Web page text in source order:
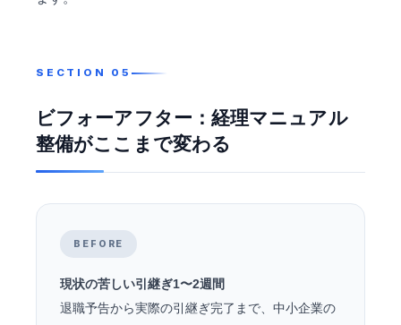
ビフォーアフター：経理マニュアル
整備がここまで変わる
BEFORE
現状の苦しい引継ぎ1〜2週間
退職予告から実際の引継ぎ完了まで、中小企業の